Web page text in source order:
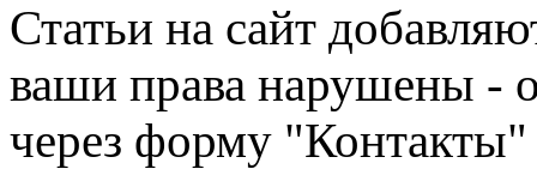
Статьи на сайт
ваши права нарушены -
через форму "Контакты"